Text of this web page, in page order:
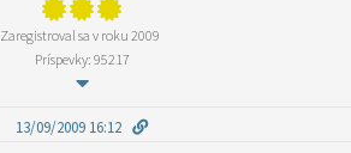
Zaregistroval sa v roku 2009
Príspevky: 95217
13/09/2009 16:12